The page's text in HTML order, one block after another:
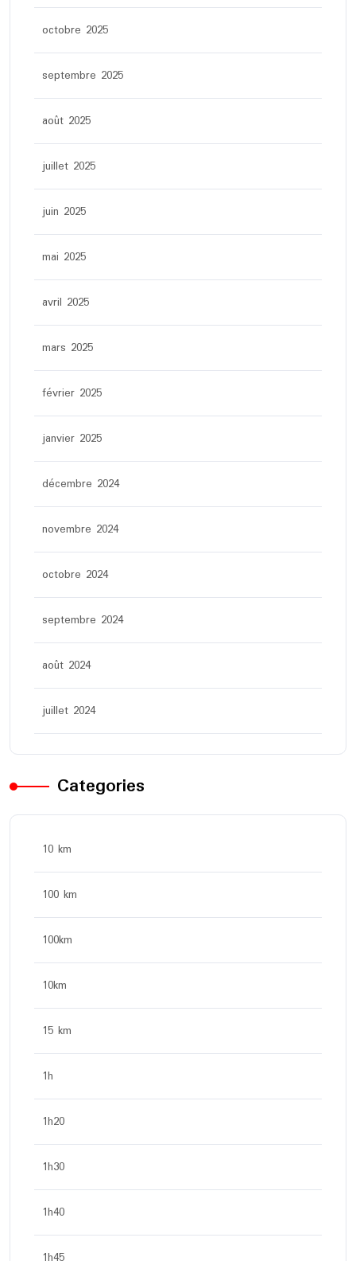
octobre 2025
septembre 2025
août 2025
juillet 2025
juin 2025
mai 2025
avril 2025
mars 2025
février 2025
janvier 2025
décembre 2024
novembre 2024
octobre 2024
septembre 2024
août 2024
juillet 2024
Categories
10 km
100 km
100km
10km
15 km
1h
1h20
1h30
1h40